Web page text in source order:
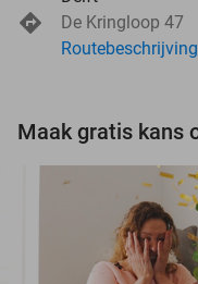
De Kringloop 47
Routebeschrijving